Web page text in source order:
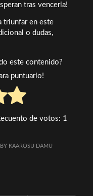
tras vencerla!
triunfar en este
o dudas,
este contenido?
puntuarlo!
de votos: 1
BY KAAROSU DAMU